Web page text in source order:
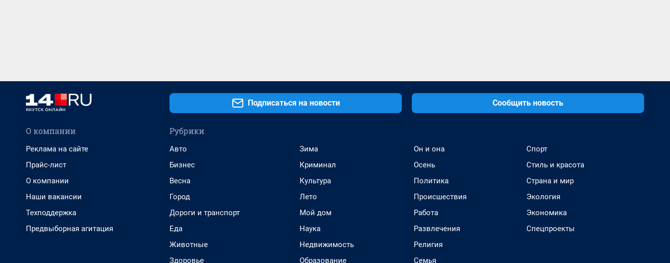
Подписаться на новости Сообщить новость
О компании
Реклама на сайте
Прайс-лист
О компании
Наши вакансии
Техподдержка
Предвыборная агитация
Рубрики
Авто
Бизнес
Весна
Город
Дороги и транспорт
Еда
Животные
Здоровье
Зима
Криминал
Культура
Лето
Мой дом
Наука
Недвижимость
Образование
Он и она
Осень
Политика
Происшествия
Работа
Развлечения
Религия
Семья
Спорт
Стиль и красота
Страна и мир
Экология
Экономика
Спецпроекты